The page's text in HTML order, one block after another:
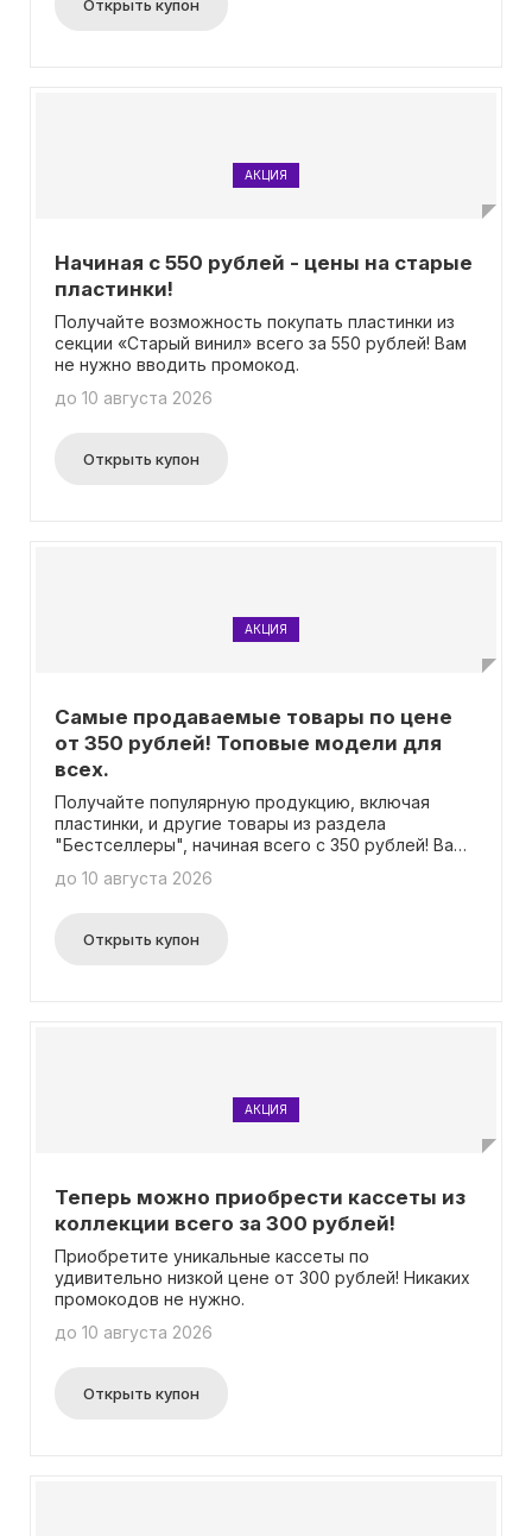
Открыть купон
АКЦИЯ
Начиная с 550 рублей - цены на старые
пластинки!
Получайте возможность покупать пластинки из
секции «Старый винил» всего за 550 рублей! Вам
не нужно вводить промокод.
до 10 августа 2026
Открыть купон
АКЦИЯ
Самые продаваемые товары по цене
от 350 рублей! Топовые модели для
всех.
Получайте популярную продукцию, включая
пластинки, и другие товары из раздела
"Бестселлеры", начиная всего с 350 рублей! Вам
получения этого предложения.
до 10 августа 2026
Открыть купон
АКЦИЯ
Теперь можно приобрести кассеты из
коллекции всего за 300 рублей!
Приобретите уникальные кассеты по
удивительно низкой цене от 300 рублей! Никаких
промокодов не нужно.
до 10 августа 2026
Открыть купон